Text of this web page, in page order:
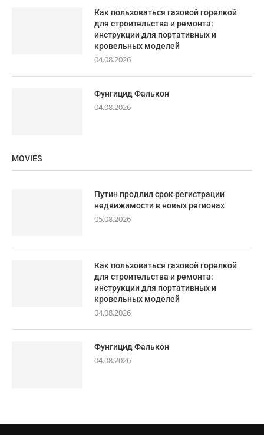
Как пользоваться газовой горелкой
для строительства и ремонта:
инструкции для портативных и
кровельных моделей
04.08.2026
Фунгицид Фалькон
04.08.2026
MOVIES
Путин продлил срок регистрации
недвижимости в новых регионах
05.08.2026
Как пользоваться газовой горелкой
для строительства и ремонта:
инструкции для портативных и
кровельных моделей
04.08.2026
Фунгицид Фалькон
04.08.2026